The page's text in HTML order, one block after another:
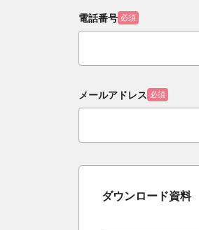
電話番号 必須
メールアドレス 必須
ダウンロード資料